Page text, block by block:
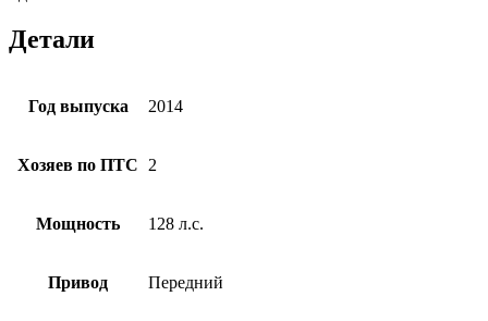
Детали
Год выпуска 2014
Хозяев по ПТС 2
Мощность 128 л.с.
Привод Передний